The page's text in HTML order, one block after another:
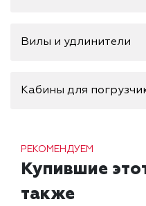
Вилы и удлинители
Кабины для
РЕКОМЕНДУЕМ
Купившие
также